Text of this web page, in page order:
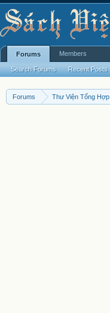
Forums Thư Viện Tổng Hợp
Forums
Search Forums Recent Posts
Members